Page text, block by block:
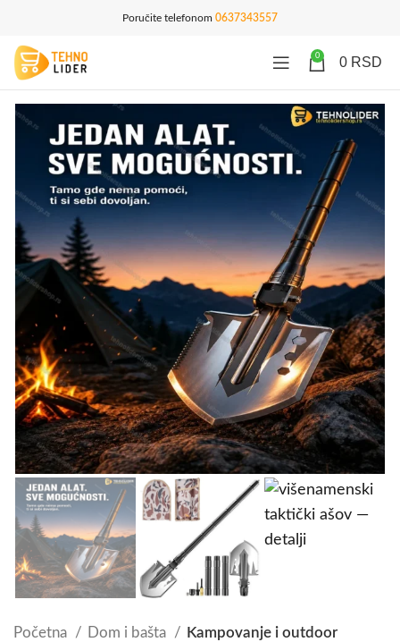
Poručite telefonom 0637343557
0 0 RSD
Početna Dom i bašta Kampovanje i outdoor